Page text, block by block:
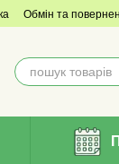
Обмін та